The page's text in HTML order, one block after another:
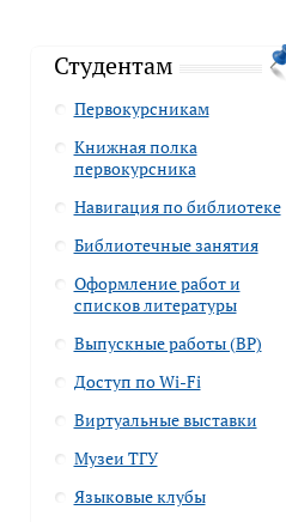
Студентам
Первокурсникам
Книжная полка
первокурсника
Навигация по библиотеке
Библиотечные занятия
Оформление работ и
списков литературы
Выпускные работы (ВР)
Доступ по Wi-Fi
Виртуальные выставки
Музеи ТГУ
Языковые клубы